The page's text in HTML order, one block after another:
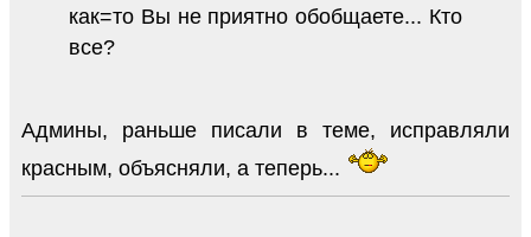
как=то Вы не приятно обобщаете... Кто
все?
Админы, раньше писали в теме, исправляли
красным, объясняли, а теперь...